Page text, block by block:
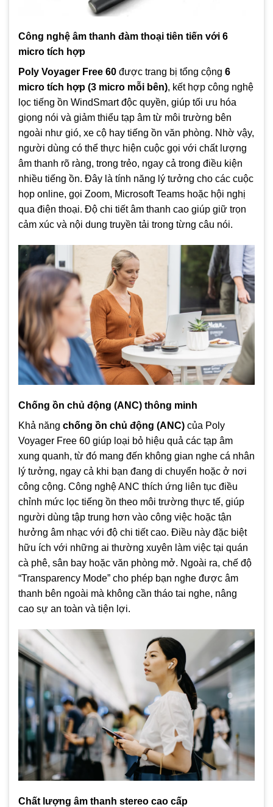
Công nghệ âm thanh đàm thoại tiên tiến với 6
micro tích hợp
Poly Voyager Free 60 được trang bị tổng cộng 6
micro tích hợp (3 micro mỗi bên), kết hợp công nghệ
lọc tiếng ồn WindSmart độc quyền, giúp tối ưu hóa
giọng nói và giảm thiểu tạp âm từ môi trường bên
ngoài như gió, xe cộ hay tiếng ồn văn phòng. Nhờ vậy,
người dùng có thể thực hiện cuộc gọi với chất lượng
âm thanh rõ ràng, trong trẻo, ngay cả trong điều kiện
nhiều tiếng ồn. Đây là tính năng lý tưởng cho các cuộc
họp online, gọi Zoom, Microsoft Teams hoặc hội nghị
qua điện thoại. Độ chi tiết âm thanh cao giúp giữ trọn
cảm xúc và nội dung truyền tải trong từng câu nói.
Chống ồn chủ động (ANC) thông minh
Khả năng chống ồn chủ động (ANC) của Poly
Voyager Free 60 giúp loại bỏ hiệu quả các tạp âm
xung quanh, từ đó mang đến không gian nghe cá nhân
lý tưởng, ngay cả khi bạn đang di chuyển hoặc ở nơi
công cộng. Công nghệ ANC thích ứng liên tục điều
chỉnh mức lọc tiếng ồn theo môi trường thực tế, giúp
người dùng tập trung hơn vào công việc hoặc tận
hưởng âm nhạc với độ chi tiết cao. Điều này đặc biệt
hữu ích với những ai thường xuyên làm việc tại quán
cà phê, sân bay hoặc văn phòng mở. Ngoài ra, chế độ
“Transparency Mode” cho phép bạn nghe được âm
thanh bên ngoài mà không cần tháo tai nghe, nâng
cao sự an toàn và tiện lợi.
Chất lượng âm thanh stereo cao cấp